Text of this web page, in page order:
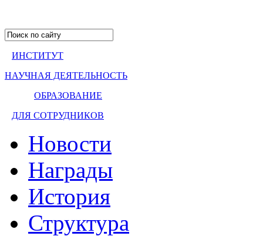
ИНСТИТУТ
НАУЧНАЯ ДЕЯТЕЛЬНОСТЬ
ОБРАЗОВАНИЕ
ДЛЯ СОТРУДНИКОВ
Новости
Награды
История
Структура